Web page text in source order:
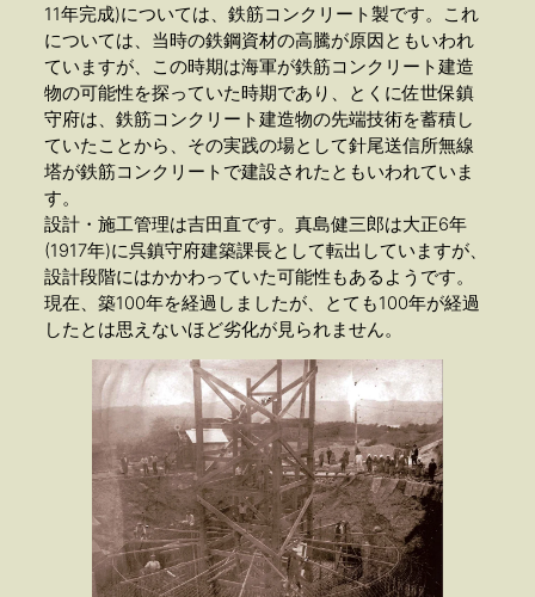
11年完成)については、鉄筋コンクリート製です。これ
については、当時の鉄鋼資材の高騰が原因ともいわれ
ていますが、この時期は海軍が鉄筋コンクリート建造
物の可能性を探っていた時期であり、とくに佐世保鎮
守府は、鉄筋コンクリート建造物の先端技術を蓄積し
ていたことから、その実践の場として針尾送信所無線
塔が鉄筋コンクリートで建設されたともいわれていま
す。
設計・施工管理は吉田直です。真島健三郎は大正6年
(1917年)に呉鎮守府建築課長として転出していますが、
設計段階にはかかわっていた可能性もあるようです。
現在、築100年を経過しましたが、とても100年が経過
したとは思えないほど劣化が見られません。